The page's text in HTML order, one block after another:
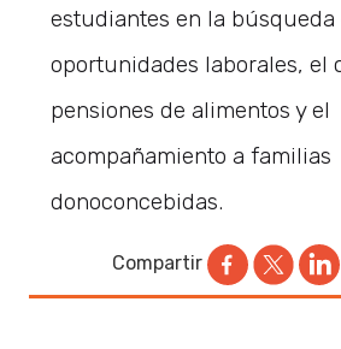
estudiantes en la búsqueda
oportunidades laborales, el
pensiones de alimentos y el
acompañamiento a familias
donoconcebidas.
Compartir